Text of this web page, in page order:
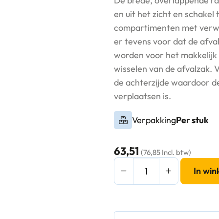
en uit het zicht en schakel
compartimenten met
er tevens voor dat de
worden voor het
wisselen van de afvalzak.
de achterzijde waardoor
verplaatsen is.
VerpakkingPer stuk
63,51(76,85 Incl. btw)
In